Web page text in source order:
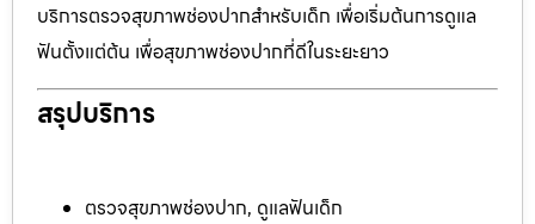
บริการตรวจสุขภาพช่องปากสำหรับเด็ก เพื่อเริ่มต้นการดูแล
ฟันตั้งแต่ต้น เพื่อสุขภาพช่องปากที่ดีในระยะยาว
สรุปบริการ
ตรวจสุขภาพช่องปาก, ดูแลฟันเด็ก